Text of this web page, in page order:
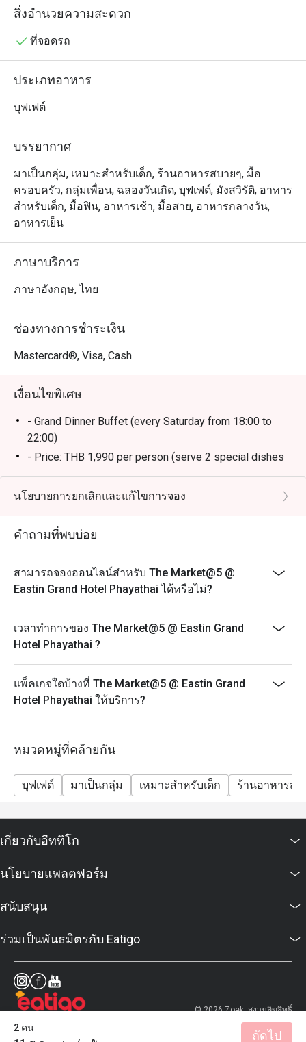
ตั้งแต่เช้าจนถึงกลางคืน แขกสามารถลิ้มลองอาหารที่เรียบ
ประทานอาหารที่น่ารื่นรมย์และสนุกสนาน ด้วยตัวเลือก
และบุฟเฟ่ต์อาหารค่ำมื้อใหญ่ มีบางสิ่งบางอย่างที่จะตอบ
สิ่งอำนวยความสะดวก
ที่จอดรถ
ประเภทอาหาร
บุฟเฟต์
บรรยากาศ
มาเป็นกลุ่ม, เหมาะสำหรับเด็ก, ร้านอาหารสบายๆ, มื้อ
ครอบครัว, กลุ่มเพื่อน, ฉลองวันเกิด, บุฟเฟต์, มังสวิรัติ, อาหาร
สำหรับเด็ก, มื้อฟิน, อาหารเช้า, มื้อสาย, อาหารกลางวัน,
อาหารเย็น
ภาษาบริการ
ภาษาอังกฤษ, ไทย
ช่องทางการชำระเงิน
Mastercard®, Visa, Cash
เงื่อนไขพิเศษ
- Grand Dinner Buffet (every Saturday from 18:00 to
22:00)
- Price: THB 1,990 per person (serve 2 special dishes
per person)
- Splendid Sunday Brunch (every 1st and 4th Sunday of
- Price: THB 2,900 per person (includes unlimited
Frequently Asked Questions (FAQ)
Q1: What kind of restaurant is The Market@5? What’s
“market style / street food truck” vibe. It offers a wide
selection of international cuisine — Thai, Asian,
European, and more — with live food stations and
themed buffets.
Q2: What are the opening hours / meal periods?
Breakfast: 06:00 – 11:30 hrs (buffet line closes at
11:00, but you may remain seated until 11:30)
International Lunch Buffet (Mon–Sat): 12:00 – 14:30 hrs
Grand Dinner Buffet (Saturday): 18:00 – 22:00 hrs
Splendid Sunday Brunch (1st & 4th Sunday of month):
12:00 – 16:00 hrs
A3: You can walk in, but reservations are strongly
weekend buffets — to ensure you get a table.
A4:
Grand Dinner Buffet (Saturday): ~ THB 1,990 per person
(includes 2 special dishes)
Splendid Sunday Brunch: ~ THB 2,900 per person
(unlimited special items)
There is a KTC Visa card dining privilege: up to 35%
นโยบายการยกเลิกและแก้ไขการจอง
คำถามที่พบบ่อย
สามารถจองออนไลน์สำหรับ The Market@5 @
Eastin Grand Hotel Phayathai ได้หรือไม่?
เวลาทำการของ The Market@5 @ Eastin Grand
Hotel Phayathai ?
แพ็คเกจใดบ้างที่ The Market@5 @ Eastin Grand
Hotel Phayathai ให้บริการ?
หมวดหมู่ที่คล้ายกัน
บุฟเฟต์ มาเป็นกลุ่ม เหมาะสำหรับเด็ก ร้านอาหารสบ
2 คน
ถัดไป
เกี่ยวกับอีททิโก
นโยบายแพลตฟอร์ม
สนับสนุน
ร่วมเป็นพันธมิตรกับ Eatigo
© 2026 Zoek. สงวนลิขสิทธิ์